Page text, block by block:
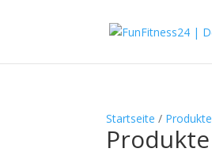
Startseite / Produkte
Produkte